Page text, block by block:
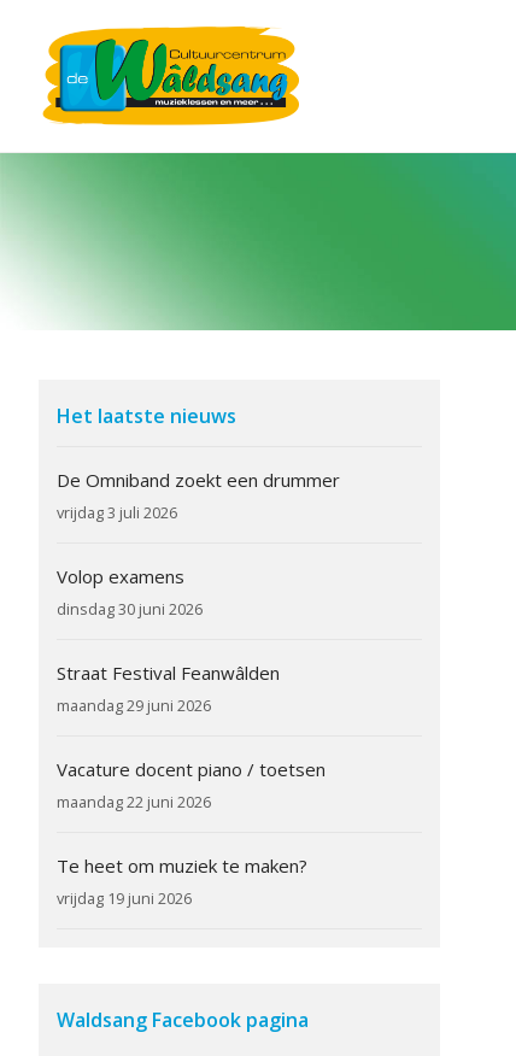
Het laatste nieuws
De Omniband zoekt een drummer
vrijdag 3 juli 2026
Volop examens
dinsdag 30 juni 2026
Straat Festival Feanwâlden
maandag 29 juni 2026
Vacature docent piano / toetsen
maandag 22 juni 2026
Te heet om muziek te maken?
vrijdag 19 juni 2026
Waldsang Facebook pagina